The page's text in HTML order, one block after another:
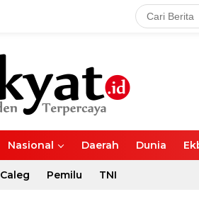
Nasional Daerah Dunia
Caleg Pemilu TNI